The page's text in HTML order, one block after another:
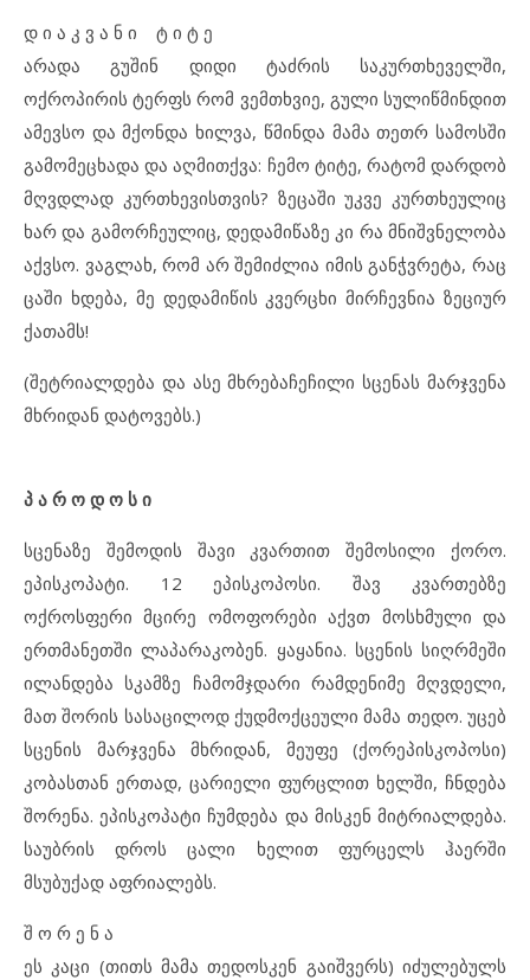
დ ი ა კ ვ ა ნ ი ტ ი ტ ე
არადა გუშინ დიდი ტაძრის საკურთხეველში,
ოქროპირის ტერფს რომ ვემთხვიე, გული სულიწმინდით
ამევსო და მქონდა ხილვა, წმინდა მამა თეთრ სამოსში
გამომეცხადა და აღმითქვა: ჩემო ტიტე, რატომ დარდობ
მღვდლად კურთხევისთვის? ზეცაში უკვე კურთხეულიც
ხარ და გამორჩეულიც, დედამიწაზე კი რა მნიშვნელობა
აქვსო. ვაგლახ, რომ არ შემიძლია იმის განჭვრეტა, რაც
ცაში ხდება, მე დედამიწის კვერცხი მირჩევნია ზეციურ
ქათამს!
(შეტრიალდება და ასე მხრებაჩეჩილი სცენას მარჯვენა
მხრიდან დატოვებს.)
პ ა რ ო დ ო ს ი
სცენაზე შემოდის შავი კვართით შემოსილი ქორო.
ეპისკოპატი. 12 ეპისკოპოსი. შავ კვართებზე
ოქროსფერი მცირე ომოფორები აქვთ მოსხმული და
ერთმანეთში ლაპარაკობენ. ყაყანია. სცენის სიღრმეში
ილანდება სკამზე ჩამომჯდარი რამდენიმე მღვდელი,
მათ შორის სასაცილოდ ქუდმოქცეული მამა თედო. უცებ
სცენის მარჯვენა მხრიდან, მეუფე (ქორეპისკოპოსი)
კობასთან ერთად, ცარიელი ფურცლით ხელში, ჩნდება
შორენა. ეპისკოპატი ჩუმდება და მისკენ მიტრიალდება.
საუბრის დროს ცალი ხელით ფურცელს ჰაერში
მსუბუქად აფრიალებს.
შ ო რ ე ნ ა
ეს კაცი (თითს მამა თედოსკენ გაიშვერს) იძულებულს